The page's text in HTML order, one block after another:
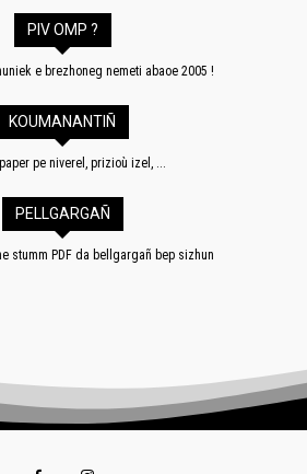
PIV OMP ?
e brezhoneg nemeti abaoe 2005 !
KOUMANANTIÑ
pe niverel, prizioù izel, ...
PELLGARGAÑ
stumm PDF da bellgargañ bep sizhun